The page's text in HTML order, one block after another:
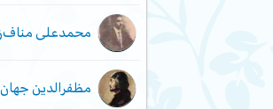
محمدعلی
مظفرالدین